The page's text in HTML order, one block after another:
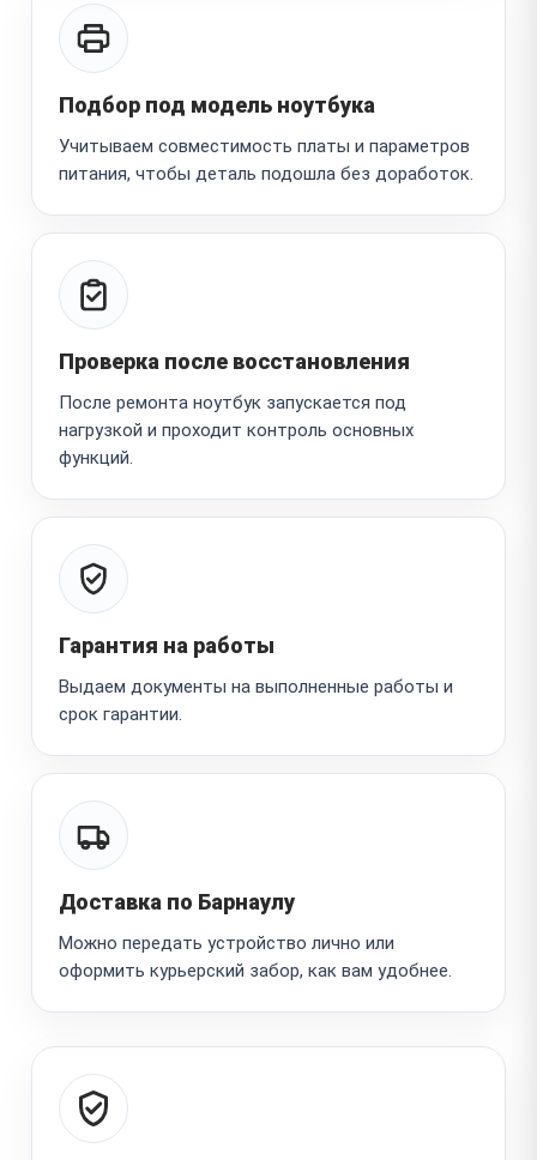
Подбор под модель ноутбука
Учитываем совместимость платы и параметров
питания, чтобы деталь подошла без доработок.
Проверка после восстановления
После ремонта ноутбук запускается под
нагрузкой и проходит контроль основных
функций.
Гарантия на работы
Выдаем документы на выполненные работы и
срок гарантии.
Доставка по Барнаулу
Можно передать устройство лично или
оформить курьерский забор, как вам удобнее.